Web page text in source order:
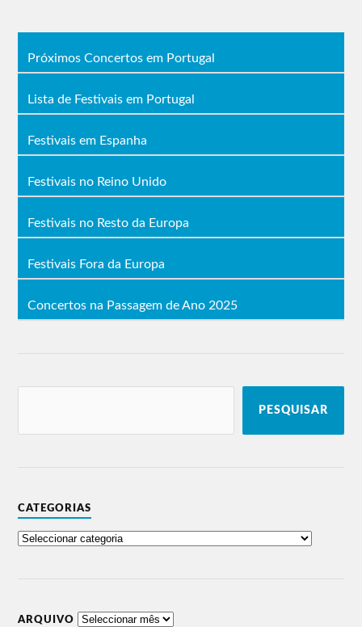
Próximos Concertos em Portugal
Lista de Festivais em Portugal
Festivais em Espanha
Festivais no Reino Unido
Festivais no Resto da Europa
Festivais Fora da Europa
Concertos na Passagem de Ano 2025
PESQUISAR
CATEGORIAS
ARQUIVO